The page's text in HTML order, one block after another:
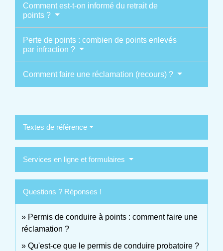
Comment est-t-on informé du retrait de
points ?
Perte de points : combien de points enlevés
par infraction ?
Comment faire une réclamation (recours) ?
Textes de référence
Services en ligne et formulaires
Questions ? Réponses !
Permis de conduire à points : comment faire une
réclamation ?
Qu'est-ce que le permis de conduire probatoire ?